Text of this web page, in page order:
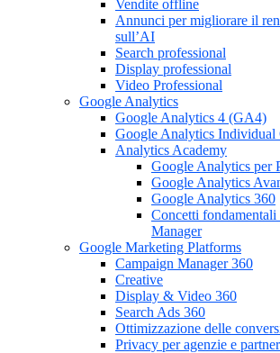
Vendite offline
Annunci per migliorare il
sull’AI
Search professional
Display professional
Video Professional
Google Analytics
Google Analytics 4 (GA4)
Google Analytics Individual
Analytics Academy
Google Analytics per
Google Analytics
Google Analytics 360
Concetti
Manager
Google Marketing Platforms
Campaign Manager 360
Creative
Display & Video 360
Search Ads 360
Ottimizzazione delle
Privacy per agenzie e partner